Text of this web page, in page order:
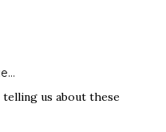
us about these